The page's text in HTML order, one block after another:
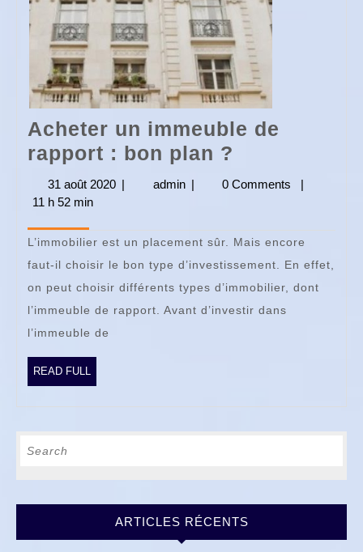
Acheter un immeuble de
rapport : bon plan ?
un
rapport
:
bon
31 août 2020 31
| admin admin
| 0 Comments
|
11 h 52 min
L’immobilier est un placement sûr. Mais encore
faut-il choisir le bon type d’investissement. En effet,
on peut choisir différents types d’immobilier, dont
l’immeuble de rapport. Avant d’investir dans
l’immeuble de
READ FULL
FULL
ARTICLES RÉCENTS